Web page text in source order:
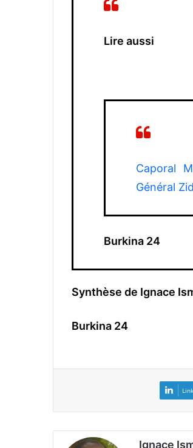
Lire aussi
Caporal
Général
Burkina 24
Synthèse de Ignace
Burkina 24
Ignace